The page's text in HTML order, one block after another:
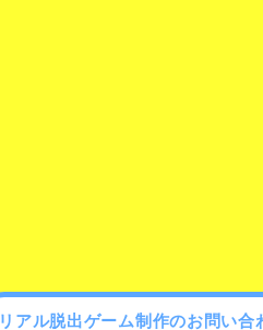
リアル脱出ゲーム制作のお問い合